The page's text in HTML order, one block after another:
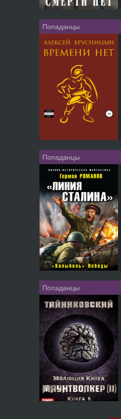
Попаданцы
Попаданцы
Попаданцы